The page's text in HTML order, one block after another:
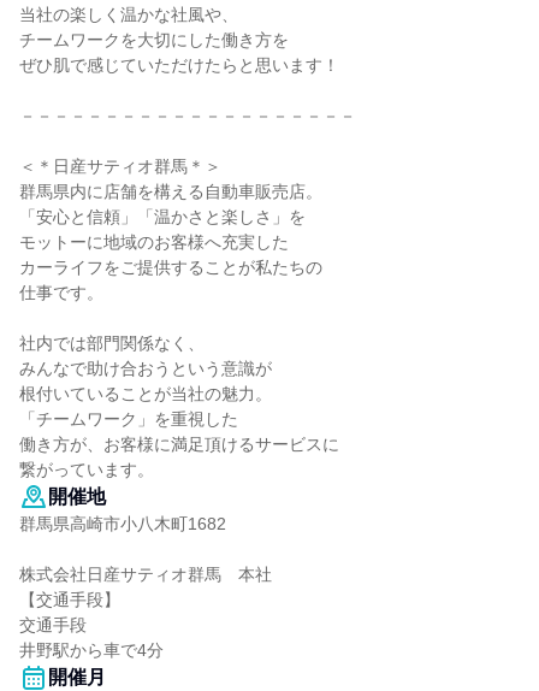
当社の楽しく温かな社風や、
チームワークを大切にした働き方を
ぜひ肌で感じていただけたらと思います！
－－－－－－－－－－－－－－－－－－－－
＜＊日産サティオ群馬＊＞
群馬県内に店舗を構える自動車販売店。
「安心と信頼」「温かさと楽しさ」を
モットーに地域のお客様へ充実した
カーライフをご提供することが私たちの
仕事です。
社内では部門関係なく、
みんなで助け合おうという意識が
根付いていることが当社の魅力。
「チームワーク」を重視した
働き方が、お客様に満足頂けるサービスに
繋がっています。
開催地
群馬県高崎市小八木町1682
株式会社日産サティオ群馬 本社
【交通手段】
交通手段
井野駅から車で4分
開催月